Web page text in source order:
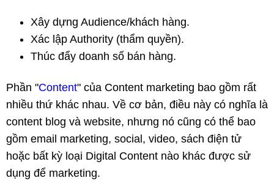
Xây dựng Audience/khách hàng.
Xác lập Authority (thẩm quyền).
Thúc đẩy doanh số bán hàng.
Phần "Content" của Content marketing bao gồm rất
nhiều thứ khác nhau. Về cơ bản, điều này có nghĩa là
content blog và website, nhưng nó cũng có thể bao
gồm email marketing, social, video, sách điện tử
hoặc bất kỳ loại Digital Content nào khác được sử
dụng để marketing.